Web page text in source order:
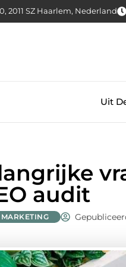
2011 SZ Haarlem, Nederland
Uit
audit